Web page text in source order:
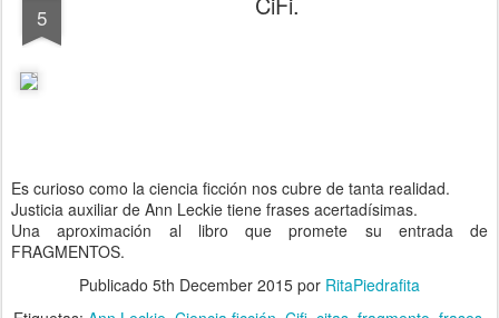
5
Es curioso como la ciencia ficción nos cubre de tanta realidad.
Justicia auxiliar de Ann Leckie tiene frases acertadísimas.
Una aproximación al libro que promete su entrada de
FRAGMENTOS.
Publicado 5th December 2015 por RitaPiedrafita